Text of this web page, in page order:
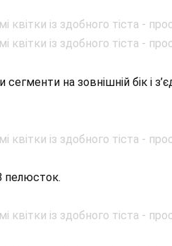
на зовнішній бік і
пелюсток.